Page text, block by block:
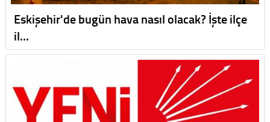
Eskişehir'de bugün hava nasıl olacak? İşte ilçe
il…